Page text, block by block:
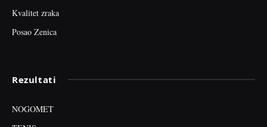
Kvalitet zraka
Posao Zenica
Rezultati
NOGOMET